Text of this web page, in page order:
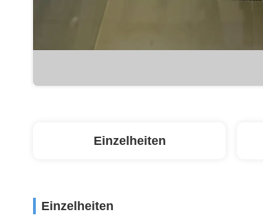
Einzelheiten
Einzelheiten